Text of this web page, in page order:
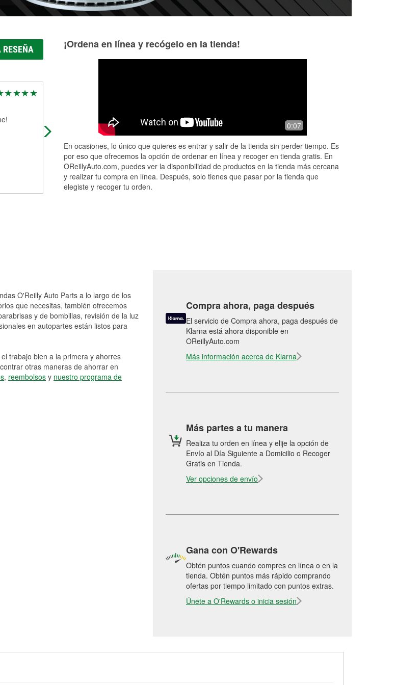
RESEÑA
Friendliest parts store in town!
Store manager Doug does a great job
every time for me! Thank you!
¡Ordena en línea y recógelo en la tienda!
0:07
En ocasiones, lo único que quieres es entrar y salir de la tienda sin perder tiempo. Es
por eso que ofrecemos la opción de ordenar en línea y recoger en tienda gratis. En
OReillyAuto.com, puedes ver la disponibilidad de productos en la tienda más cercana
y realizar tu compra en línea. Después, solo tienes que pasar por la tienda que
elegiste y recoger tu orden.
O'Reilly Auto Parts a lo largo de los
que necesitas, también ofrecemos
y de bombillas, revisión de la luz
en autopartes están listos para
trabajo bien a la primera y ahorres
otras maneras de ahorrar en
, reembolsos y nuestro programa de
Compra ahora, paga después
El servicio de Compra ahora, paga después de
Klarna está ahora disponible en
OReillyAuto.com
Más información acerca de Klarna
Más partes a tu manera
Realiza tu orden en línea y elije la opción de
Envío al Día Siguiente a Domicilio o Recoger
Gratis en Tienda.
Ver opciones de envío
Gana con O'Rewards
Obtén puntos cuando compres en línea o en la
tienda. Obtén puntos más rápido comprando
ofertas por tiempo limitado con puntos extras.
Únete a O'Rewards o inicia sesión